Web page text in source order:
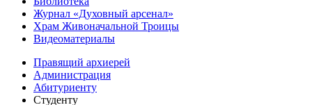
Журнал «Духовный арсенал»
Храм Живоначальной Троицы
Видеоматериалы
Правящий архиерей
Администрация
Абитуриенту
Студенту